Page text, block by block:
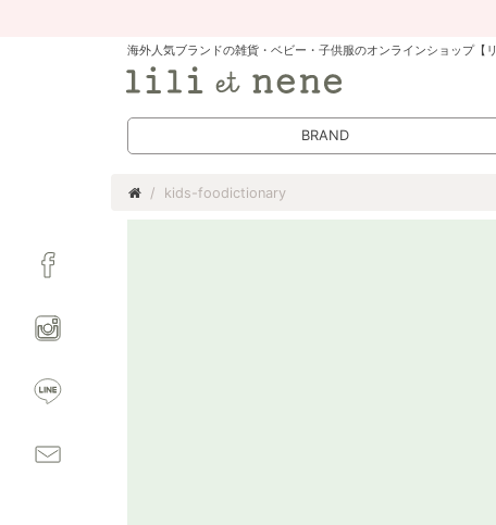
海外人気ブランドの雑貨・ベビー・子供服のオンラインショップ【リ
BRAND
kids-foodictionary